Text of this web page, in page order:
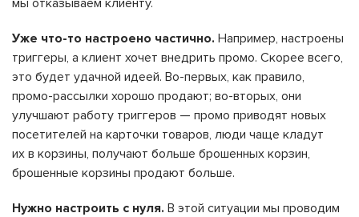
Уже что-то настроено частично. Например, настроены
триггеры, а клиент хочет внедрить промо. Скорее всего,
это будет удачной идеей. Во-первых, как правило,
промо-рассылки хорошо продают; во-вторых, они
улучшают работу триггеров — промо приводят новых
посетителей на карточки товаров, люди чаще кладут
их в корзины, получают больше брошенных корзин,
брошенные корзины продают больше.
Нужно настроить с нуля. В этой ситуации мы проводим